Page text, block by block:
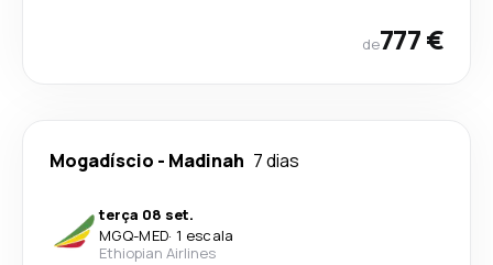
de777 €
Mogadíscio - Madinah 7 dias
terça 08 set.
MGQ-MED· 1 escala
Ethiopian Airlines